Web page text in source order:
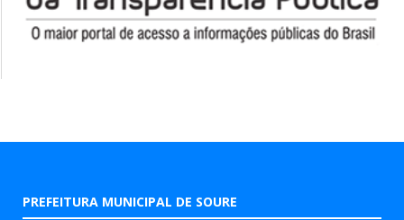
PREFEITURA MUNICIPAL DE SOURE